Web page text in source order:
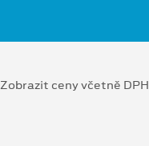
Zobrazit ceny včetně DPH